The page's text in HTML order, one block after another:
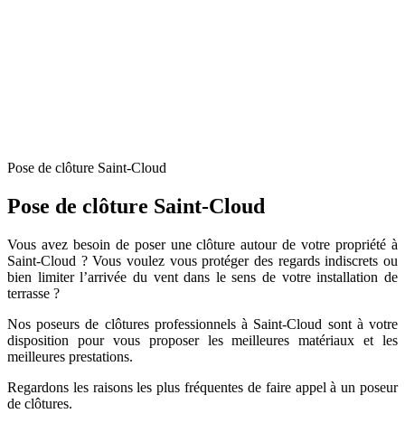
Pose de clôture Saint-Cloud
Pose de clôture Saint-Cloud
Vous avez besoin de poser une clôture autour de votre propriété à
Saint-Cloud ? Vous voulez vous protéger des regards indiscrets ou
bien limiter l’arrivée du vent dans le sens de votre installation de
terrasse ?
Nos poseurs de clôtures professionnels à Saint-Cloud sont à votre
disposition pour vous proposer les meilleures matériaux et les
meilleures prestations.
Regardons les raisons les plus fréquentes de faire appel à un poseur
de clôtures.